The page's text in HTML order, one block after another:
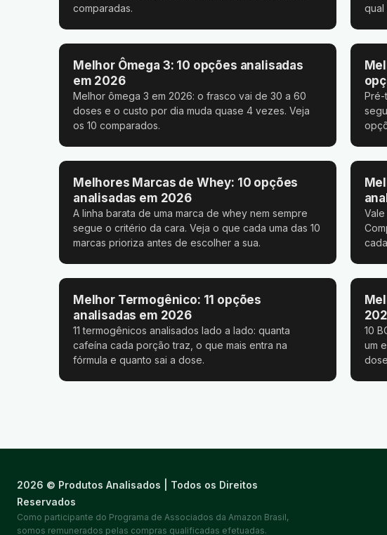
comparadas.
qual
Melhor Ômega 3: 10 opções analisadas
em 2026
Melhor ômega 3 em 2026: o frasco vai de 30 a 60
doses e o custo por dia muda quase 4 vezes. Veja
os 10 comparados.
Pré-
Melhores Marcas de Whey: 10 opções
analisadas em 2026
A linha barata de uma marca de whey nem sempre
segue o critério da cara. Veja o que cada uma das 10
marcas prioriza antes de escolher a sua.
Melhor Termogênico: 11 opções
analisadas em 2026
11 termogênicos analisados lado a lado: quanta
cafeína cada porção traz, o que mais entra na
fórmula e quanto sai a dose.
10
um
2026 © Produtos Analisados | Todos os Direitos
Reservados
Como participante do Programa de Associados da Amazon Brasil,
somos remunerados pelas compras qualificadas efetuadas.